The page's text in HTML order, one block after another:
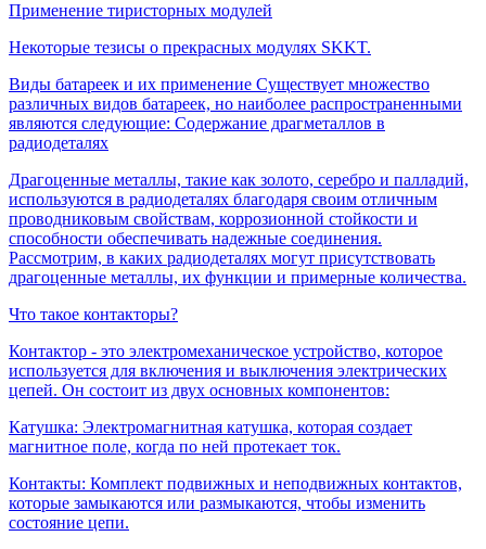
Применение тиристорных модулей
Некоторые тезисы о прекрасных модулях SKKT.
Виды батареек и их применение Существует множество
различных видов батареек, но наиболее распространенными
являются следующие: Содержание драгметаллов в
радиодеталях
Драгоценные металлы, такие как золото, серебро и палладий,
используются в радиодеталях благодаря своим отличным
проводниковым свойствам, коррозионной стойкости и
способности обеспечивать надежные соединения.
Рассмотрим, в каких радиодеталях могут присутствовать
драгоценные металлы, их функции и примерные количества.
Что такое контакторы?
Контактор - это электромеханическое устройство, которое
используется для включения и выключения электрических
цепей. Он состоит из двух основных компонентов:
Катушка: Электромагнитная катушка, которая создает
магнитное поле, когда по ней протекает ток.
Контакты: Комплект подвижных и неподвижных контактов,
которые замыкаются или размыкаются, чтобы изменить
состояние цепи.